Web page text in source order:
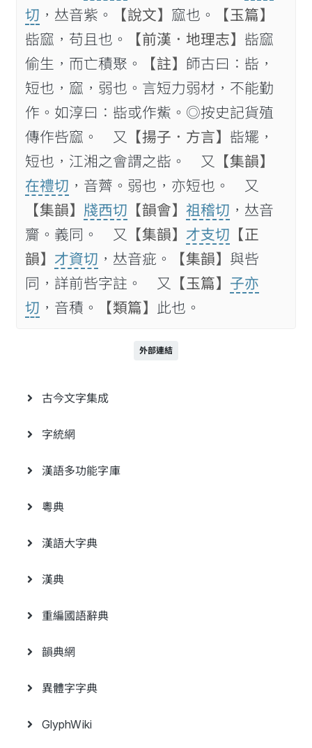
切 ，𠀤音紫。 【說文】 窳也。
【玉篇】
啙窳，苟且也。
【前漢．地理志】 啙窳
偷生，而亡積聚。
【註】 師古曰：啙，
短也，窳，弱也。言短力弱材，不能勤
作。如淳曰：啙或作鮆。◎按史記貨殖
傳作呰窳。 又
【揚子．方言】 啙矲，
短也，江湘之會謂之啙。 又
【集韻】
在禮切 ，音薺。弱也，亦短也。 又
【集韻】 牋西切 【韻會】 祖稽切 ，𠀤音
齎。義同。 又
【集韻】 才支切 【正
韻】 才資切 ，𠀤音疵。 【集韻】 與呰
同，詳前呰字註。 又
【玉篇】 子亦
切 ，音積。 【類篇】 此也。
外部連結
古今文字集成
字統網
漢語多功能字庫
粵典
漢語大字典
漢典
重編國語辭典
韻典網
異體字字典
GlyphWiki